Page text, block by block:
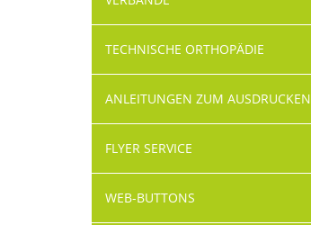
TECHNISCHE ORTHOPÄDIE
ANLEITUNGEN ZUM AUSDRUCKEN
FLYER SERVICE
WEB-BUTTONS